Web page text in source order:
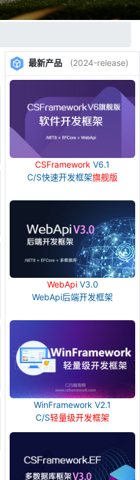
最新产品 (2024-release)
CSFramework V6.1
C/S快速开发框架旗舰版
WebApiV3.0
WebApi后端开发框架
WinFramework V2.1
C/S轻量级开发框架